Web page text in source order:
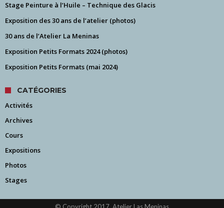
Stage Peinture à l’Huile – Technique des Glacis
Exposition des 30 ans de l’atelier (photos)
30 ans de l’Atelier La Meninas
Exposition Petits Formats 2024 (photos)
Exposition Petits Formats (mai 2024)
CATÉGORIES
Activités
Archives
Cours
Expositions
Photos
Stages